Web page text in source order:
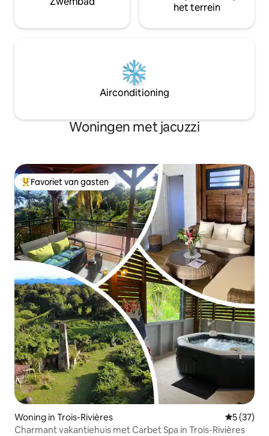
het terrein
Airconditioning
Woningen met jacuzzi
Topfavoriet van gasten
Favoriet van gasten
Woning in Trois-Rivières
5 (37)
Charmant vakantiehuis met Carbet Spa in Trois-Rivières